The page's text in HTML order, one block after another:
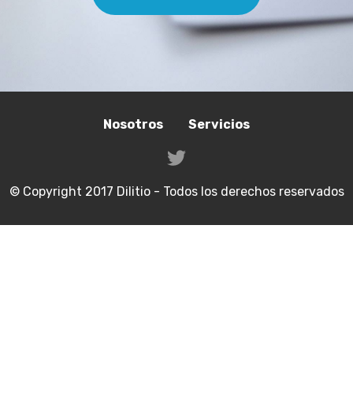
Nosotros Servicios
© Copyright 2017 Dilitio - Todos los derechos reservados